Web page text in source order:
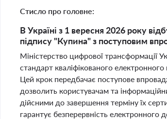
Стисло про головне:
В Україні з 1 вересня 2026 року
підпису "Купина" з поступовим
Міністерство цифрової трансформації
стандарт кваліфікованого
Цей крок передбачає поступове
дозволить користувачам та
дійсними до завершення терміну їх
гарантує безперервність електронного